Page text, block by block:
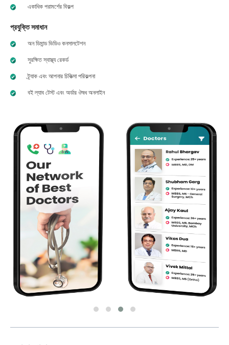
একাধিক পরামর্শের বিকল্প
প্রযুক্তি সমাধান
অন ডিমান্ড ভিডিও কনসালটেশন
সুরক্ষিত স্বাস্থ্য রেকর্ড
ট্র্যাক এবং আপনার চিকিত্সা পরিকল্পনা
বই ল্যাব টেস্ট এবং অর্ডার ঔষধ অনলাইন